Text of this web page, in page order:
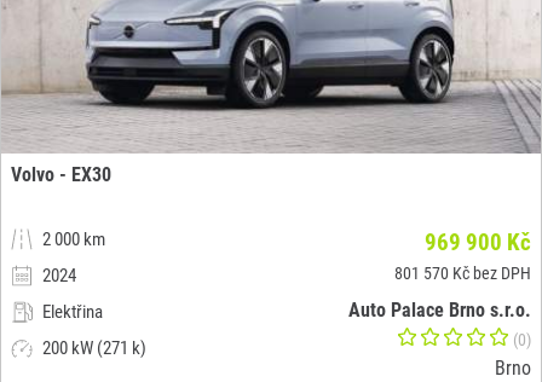
Volvo - EX30
2 000 km
2024
Elektřina
200 kW (271 k)
969 900 Kč
801 570 Kč bez DPH
Auto Palace Brno s.r.o.
(0)
Brno